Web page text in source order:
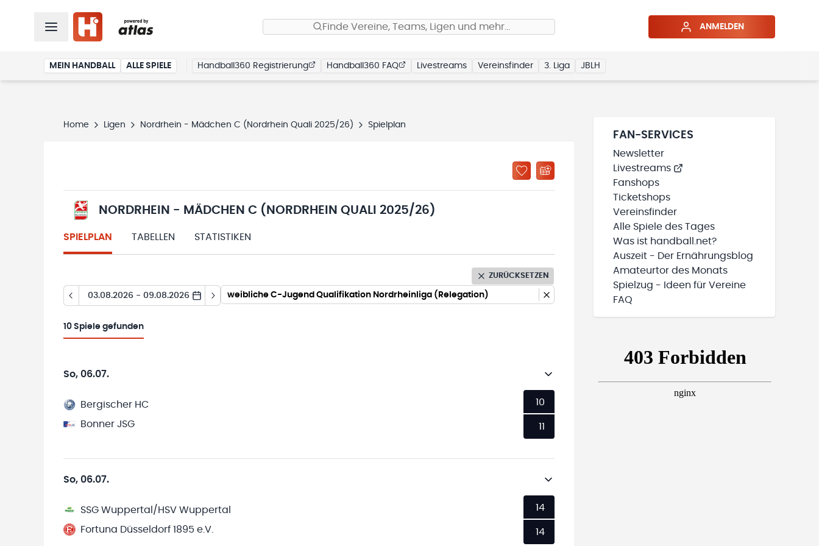
Finde Vereine, Teams, Ligen und mehr… ANMELDEN
MEIN HANDBALL ALLE SPIELE Handball360 Registrierung Handball360 FAQ Livestreams Vereinsfinder 3. Liga JBLH
Home Ligen Nordrhein - Mädchen C (Nordrhein Quali 2025/26) Spielplan
NORDRHEIN - MÄDCHEN C (NORDRHEIN QUALI 2025/26)
SPIELPLAN TABELLEN STATISTIKEN
ZURÜCKSETZEN
03.08.2026 - 09.08.2026 weibliche C-Jugend Qualifikation Nordrheinliga (Relegation)
10 Spiele gefunden
So, 06.07.
Bergischer HC
Bonner JSG
10
11
So, 06.07.
SSG Wuppertal/HSV Wuppertal
Fortuna Düsseldorf 1895 e.V.
14
14
FAN-SERVICES
Newsletter
Livestreams
Fanshops
Ticketshops
Vereinsfinder
Alle Spiele des Tages
Was ist handball.net?
Auszeit - Der Ernährungsblog
Amateurtor des Monats
Spielzug - Ideen für Vereine
FAQ